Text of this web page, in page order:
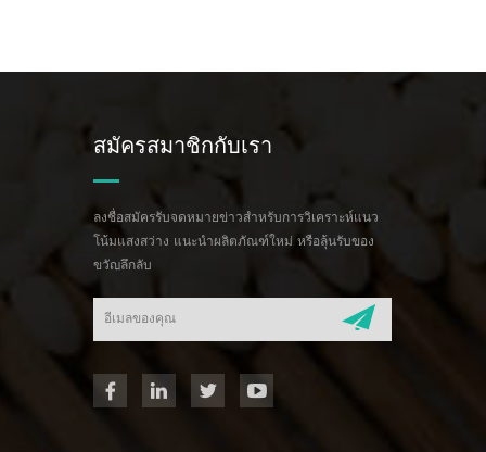
สมัครสมาชิกกับเรา
ลงชื่อสมัครรับจดหมายข่าวสำหรับการวิเคราะห์แนว
โน้มแสงสว่าง แนะนำผลิตภัณฑ์ใหม่ หรือลุ้นรับของ
ขวัญลึกลับ